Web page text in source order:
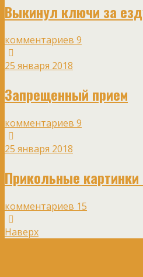
Выкинул ключи за
комментариев 9
25 января 2018
Запрещенный прием
комментариев 9
25 января 2018
Прикольные
комментариев 15
Наверх